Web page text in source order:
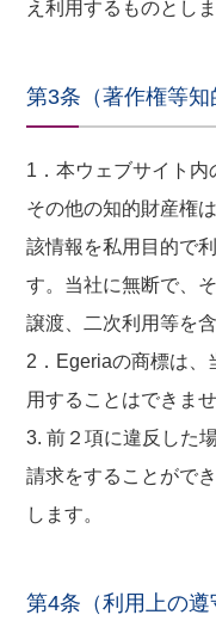
え利用するものとしま
第3条（著作権等知
1．本ウェブサイト
その他の知的財産権
該情報を私用目的で
す。当社に無断で、
譲渡、二次利用等を
2．Egeriaの商標は、
用することはできませ
3. 前２項に違反した
請求をすることがで
します。
第4条（利用上の遵